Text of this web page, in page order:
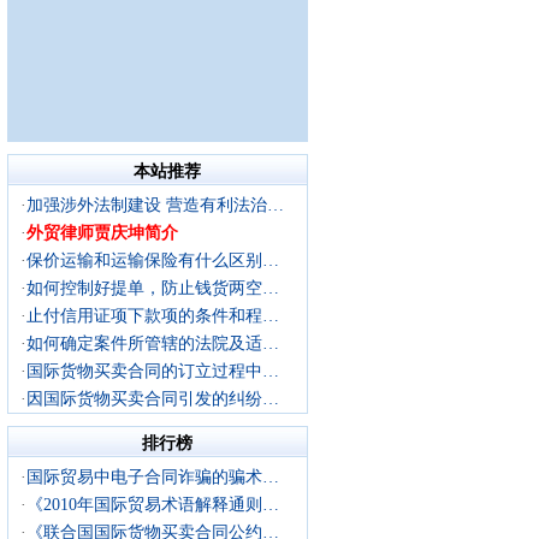
本站推荐
· 加强涉外法制建设 营造有利法治…
·外贸律师贾庆坤简介
·保价运输和运输保险有什么区别…
·如何控制好提单，防止钱货两空…
·止付信用证项下款项的条件和程…
·如何确定案件所管辖的法院及适…
· 国际货物买卖合同的订立过程中…
· 因国际货物买卖合同引发的纠纷…
排行榜
· 国际贸易中电子合同诈骗的骗术…
·
《2010年国际贸易术语解释通则…
·
《联合国国际货物买卖合同公约…